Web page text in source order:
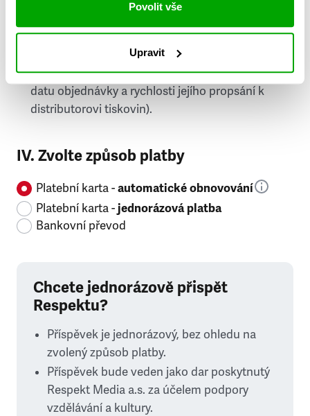
Povolit vše
Upravit
doručování týdeníku Respekt v tištěné verzi, na
první vydání ve vaší schránce se můžete těšit
příští, nejpozději přespříští týden (v závislosti na
datu objednávky a rychlosti jejího propsání k
distributorovi tiskovin).
IV. Zvolte způsob platby
Platební karta -automatické obnovování
Platební karta -jednorázová platba
Bankovní převod
Chcete jednorázově přispět
Respektu?
Příspěvek je jednorázový, bez ohledu na
zvolený způsob platby.
Příspěvek bude veden jako dar poskytnutý
Respekt Media a.s. za účelem podpory
vzdělávání a kultury.